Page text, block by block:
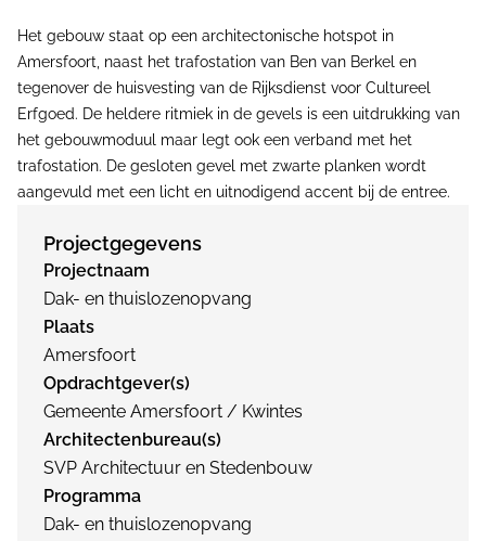
Het gebouw staat op een architectonische hotspot in
Amersfoort, naast het trafostation van Ben van Berkel en
tegenover de huisvesting van de Rijksdienst voor Cultureel
Erfgoed. De heldere ritmiek in de gevels is een uitdrukking van
het gebouwmoduul maar legt ook een verband met het
trafostation. De gesloten gevel met zwarte planken wordt
aangevuld met een licht en uitnodigend accent bij de entree.
Projectgegevens
Projectnaam
Dak- en thuislozenopvang
Plaats
Amersfoort
Opdrachtgever(s)
Gemeente Amersfoort / Kwintes
Architectenbureau(s)
SVP Architectuur en Stedenbouw
Programma
Dak- en thuislozenopvang